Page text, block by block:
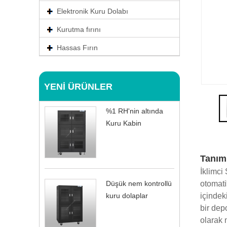
Elektronik Kuru Dolabı
Kurutma fırını
Hassas Fırın
YENI ÜRÜNLER
%1 RH'nin altında
Kuru Kabin
Düşük nem kontrollü
kuru dolaplar
Tanım
bir
olarak